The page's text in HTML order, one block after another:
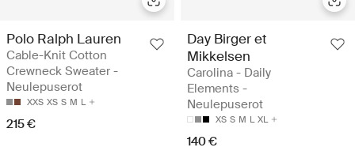
Polo Ralph Lauren
Cable-Knit Cotton
Crewneck Sweater -
Neulepuserot
XXS XS S M L
215 €
Day Birger et
Mikkelsen
Carolina - Daily
Elements -
Neulepuserot
XS S M L XL
140 €